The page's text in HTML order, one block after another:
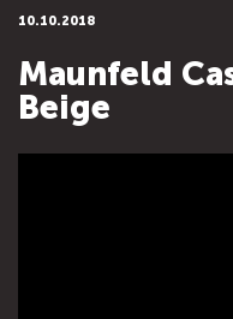
10.10.2018
Maunfeld
Beige